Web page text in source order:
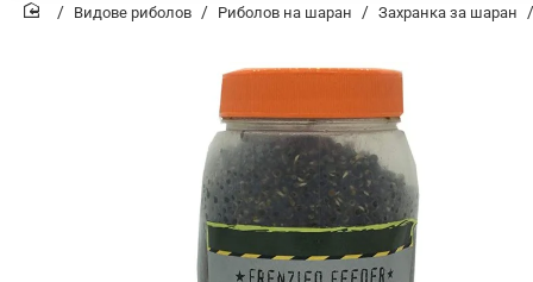
Видове риболов Риболов на шаран Захранка за шаран